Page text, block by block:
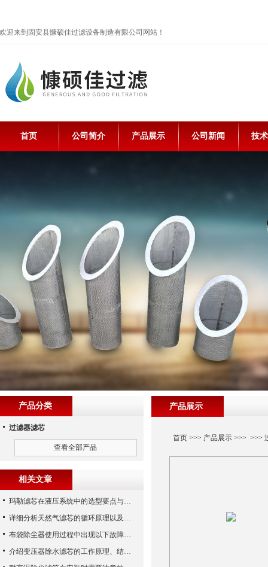
欢迎来到固安县慷硕佳过滤设备制造有限公司网站！
首页 公司简介 产品展示 公司新闻 技
产品展示
首页>>> 产品展示>>> >>>
产品分类
过滤器滤芯
查看全部产品
相关文章
玛勒滤芯在液压系统中的选型要点与常见误区
详细分析天然气滤芯的循环原理以及使用特性
布袋除尘器使用过程中出现以下故障要怎么应对？
介绍变压器除水滤芯的工作原理、结构及优点